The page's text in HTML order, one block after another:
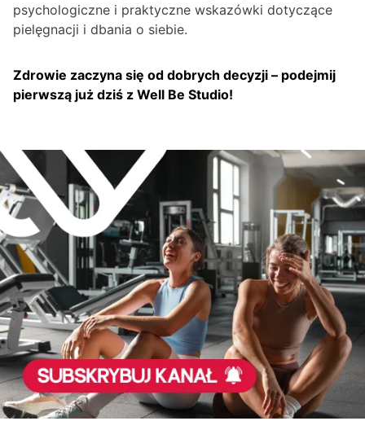
psychologiczne i praktyczne wskazówki dotyczące
pielęgnacji i dbania o siebie.
Zdrowie zaczyna się od dobrych decyzji – podejmij
pierwszą już dziś z Well Be Studio!